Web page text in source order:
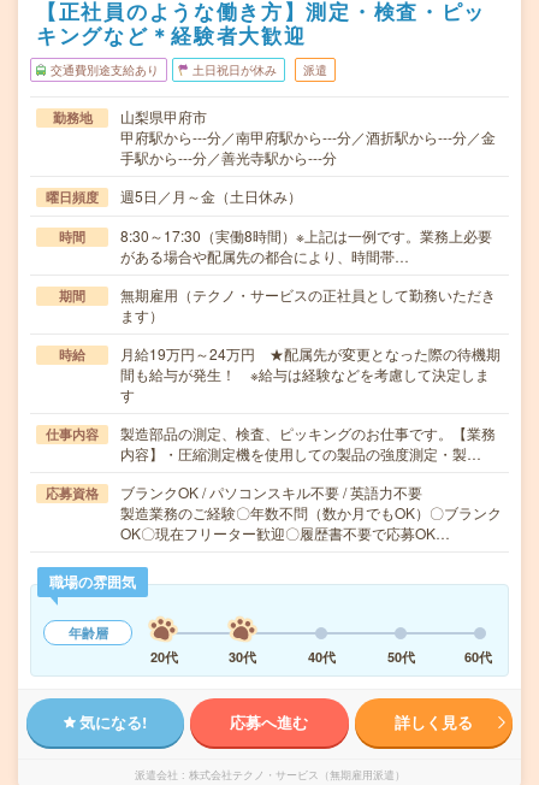
【正社員のような働き方】測定・検査・ピッ
キングなど＊経験者大歓迎
交通費別途支給あり 土日祝日が休み 派遣
勤務地
山梨県甲府市
甲府駅から---分／南甲府駅から---分／酒折駅から---分／金
手駅から---分／善光寺駅から---分
曜日頻度 週5日／月～金（土日休み）
時間
8:30～17:30（実働8時間）※上記は一例です。業務上必要
がある場合や配属先の都合により、時間帯…
期間
無期雇用（テクノ・サービスの正社員として勤務いただき
ます）
時給
月給19万円～24万円 ★配属先が変更となった際の待機期
間も給与が発生！ ※給与は経験などを考慮して決定しま
す
仕事内容
製造部品の測定、検査、ピッキングのお仕事です。【業務
内容】・圧縮測定機を使用しての製品の強度測定・製…
応募資格
ブランクOK / パソコンスキル不要 / 英語力不要
製造業務のご経験〇年数不問（数か月でもOK）〇ブランク
OK〇現在フリーター歓迎〇履歴書不要で応募OK…
職場の雰囲気
年齢層
20代
30代 40代 50代 60代
気になる! 応募へ進む 詳しく見る
派遣会社 株式会社テクノ・サービス（無期雇用派遣）